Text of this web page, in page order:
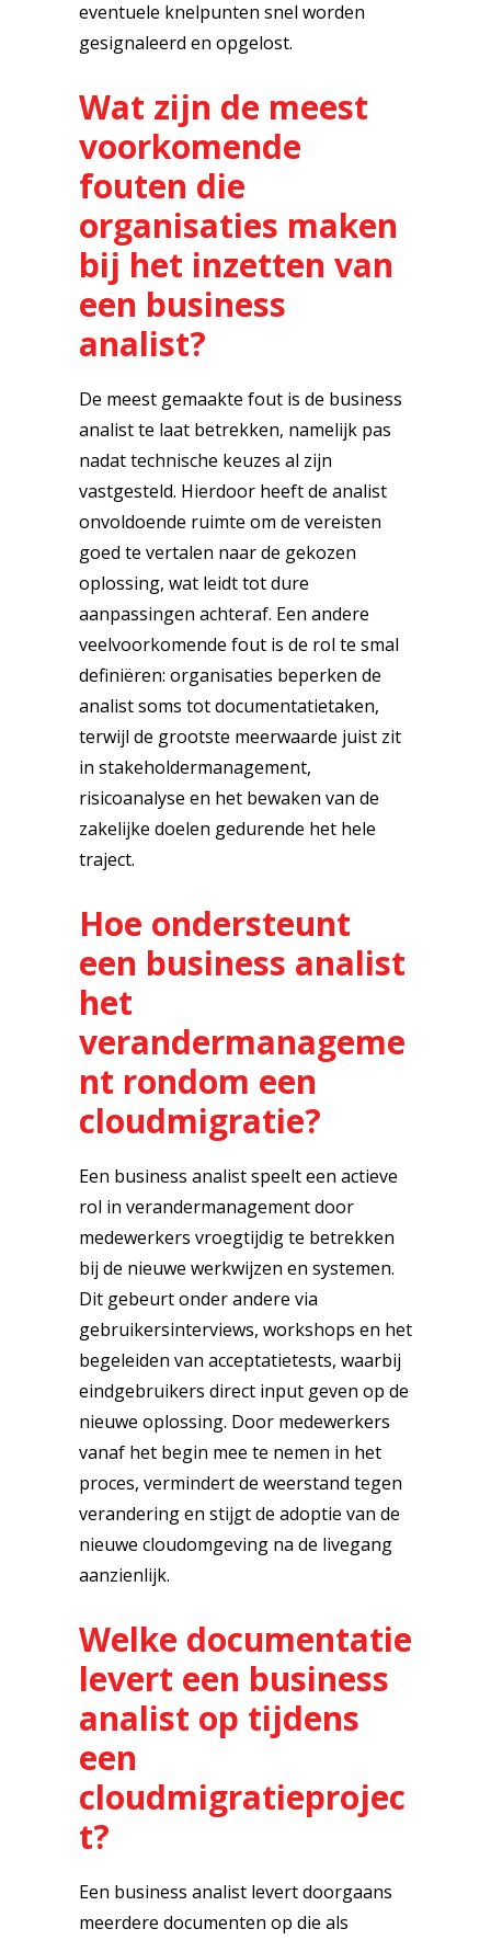
eventuele knelpunten snel worden
gesignaleerd en opgelost.
Wat zijn de meest
voorkomende
fouten die
organisaties maken
bij het inzetten van
een business
analist?
De meest gemaakte fout is de business
analist te laat betrekken, namelijk pas
nadat technische keuzes al zijn
vastgesteld. Hierdoor heeft de analist
onvoldoende ruimte om de vereisten
goed te vertalen naar de gekozen
oplossing, wat leidt tot dure
aanpassingen achteraf. Een andere
veelvoorkomende fout is de rol te smal
definiëren: organisaties beperken de
analist soms tot documentatietaken,
terwijl de grootste meerwaarde juist zit
in stakeholdermanagement,
risicoanalyse en het bewaken van de
zakelijke doelen gedurende het hele
traject.
Hoe ondersteunt
een business analist
het
verandermanageme
nt rondom een
cloudmigratie?
Een business analist speelt een actieve
rol in verandermanagement door
medewerkers vroegtijdig te betrekken
bij de nieuwe werkwijzen en systemen.
Dit gebeurt onder andere via
gebruikersinterviews, workshops en het
begeleiden van acceptatietests, waarbij
eindgebruikers direct input geven op de
nieuwe oplossing. Door medewerkers
vanaf het begin mee te nemen in het
proces, vermindert de weerstand tegen
verandering en stijgt de adoptie van de
nieuwe cloudomgeving na de livegang
aanzienlijk.
Welke documentatie
levert een business
analist op tijdens
een
cloudmigratieprojec
t?
Een business analist levert doorgaans
meerdere documenten op die als